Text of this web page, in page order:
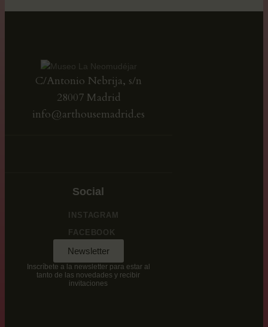
C/Antonio Nebrija, s/n
28007 Madrid
info@arthousemadrid.es
Social
INSTAGRAM
FACEBOOK
Newsletter
Inscríbete a la newsletter para estar al
tanto de las novedades y recibir
invitaciones